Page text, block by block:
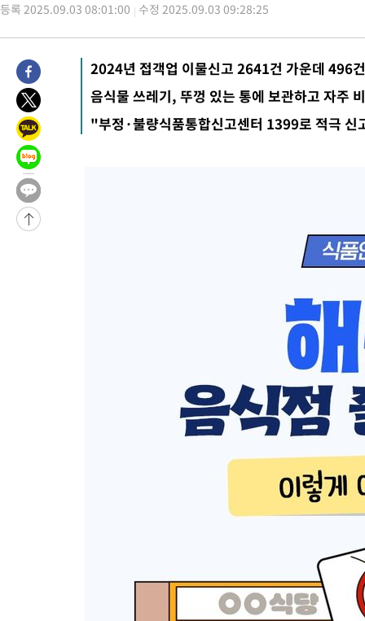
1시간 전 >[속보]코스닥, 8.85포인트(1.11%) 오른 807.66 개장
1시간 전 >[속보]코스피, 47.56포인트(0.76%) 오른 6306.33 개장
1시간 전 >
[속보]지하철 1호선 상행선 용산역 무정차 통과…"집회·시위"
2시간 전 >
'낮 최고 34도' 전국 더위 지속…강원·경상권 오전 비
-27847초 전 >
[단독]체온 40.6도 쓰러진 해명…"엄살"이라며 훈련강요
-26855초 전 >
[속보]강훈식 "충청권 246조·영남권 107조 투자 프로젝트 올
-26502초 전 >
진…상생무역금융 5조 공급"
-26054초 전 >
평가 단축"
-24422초 전 >
-23666초 전 >
제주 골프장서 멧돼지 출현 결국 사살…'이용객 대피'
[속보]코스닥, 55.66포인트(6.97%) 오른 854.47 마감
대포통장 107개로 불법도박 수익 5062억 세탁…19명 검거
[속보]이 대통령 "2028년 중순까지 광주 군공항 기능 다른 군
포항스틸야드 관중석 천장 석재 낙하…K리그 전구장 긴급 점검
[속보]'전장연 시위' 1호선 용산역 상행선 무정차 통과 종료
[속보]코스닥 지수 5%대 급등에 '매수 사이드카' 발동
[속보]코스닥, 8.85포인트(1.11%) 오른 807.66 개장
[속보]코스피, 47.56포인트(0.76%) 오른 6306.33 개장
[속보]지하철 1호선 상행선 용산역 무정차 통과…"집회·시위"
등록 2025.09.03 08:01:00 수정 2025.09.03 09:28:25
2024년 접객업 이물신고 2641건 가운데 496
음식물 쓰레기, 뚜껑 있는 통에 보관하고 자주
"부정·불량식품통합신고센터 1399로 적극 신